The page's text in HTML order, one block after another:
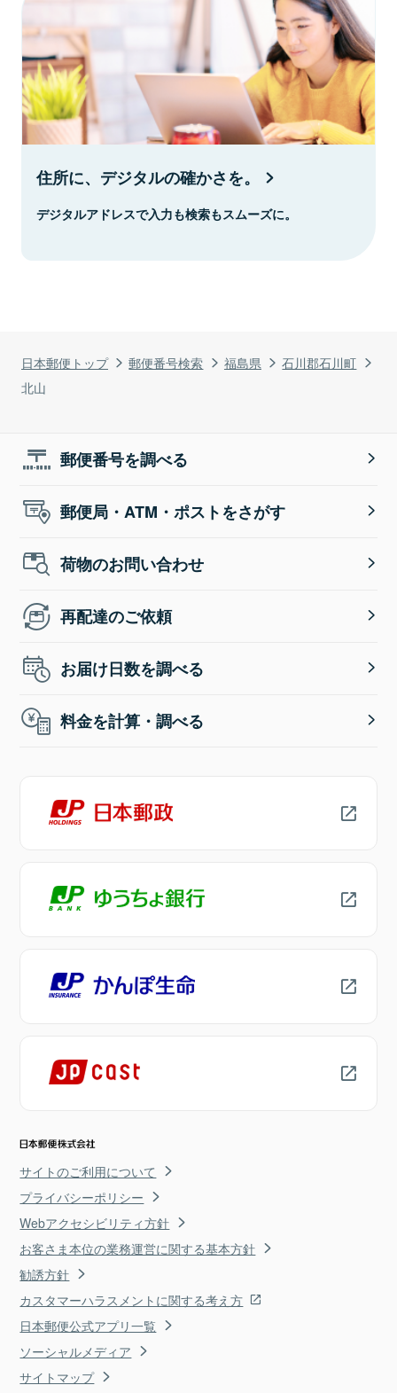
日本郵便トップ 郵便番号検索 福島県
石川郡石川町
北山
住所に、デジタルの確かさを。
デジタルアドレスで入力も検索もスムーズに。
郵便番号を調べる
郵便局・ATM・ポストをさがす
荷物のお問い合わせ
再配達のご依頼
お届け日数を調べる
料金を計算・調べる
サイトのご利用について
プライバシーポリシー
Webアクセシビリティ方針
お客さま本位の業務運営に関する基本方針
勧誘方針
カスタマーハラスメントに関する考え方
日本郵便公式アプリ一覧
ソーシャルメディア
サイトマップ